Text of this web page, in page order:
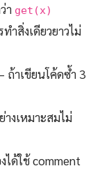
า get(x)
ำสิ่งเดียวยาวไม่
ถ้าเขียนโค้ดซ้ำ 3
งเหมาะสมไม่
ด้ใช้ comment